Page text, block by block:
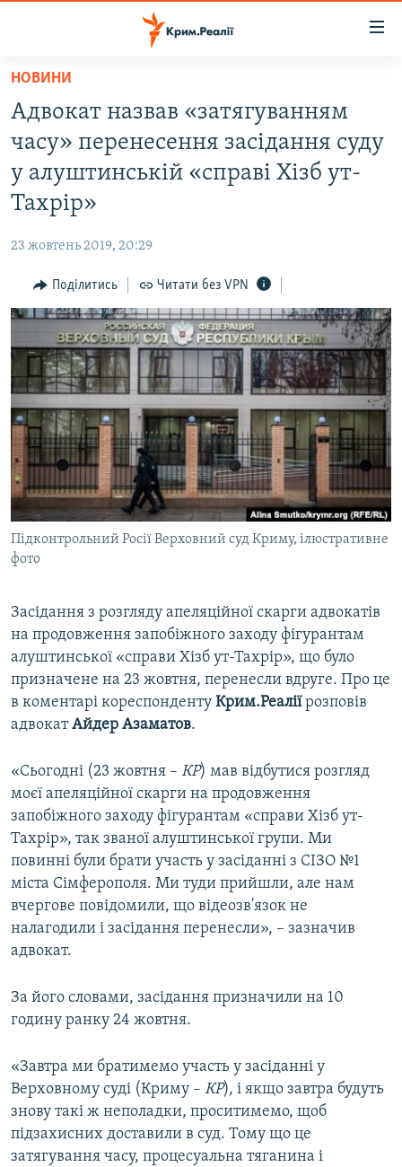
Перейти
основного
матеріалу
Перейти
до
основної
Перейти
пошуку
ВОДА.КРИМ
ВІДЕО ТА ФОТО
ПОЛІТИКА
ІНТЕРВ'Ю
ВСЕ ЗА ДЕНЬ
СПЕЦПРОЕКТИ
ДЕПОРТАЦІЯ
ВІДЕОУРОКИ «ELIFBE»
СВІДЧЕННЯ ОКУПАЦІЇ
УКРАЇНСЬКА ПРОБЛЕМА КРИМУ
ІНФОГРАФІКА
ЯК ОБІЙТИ БЛОКУВАННЯ
Русский
Qırımtatar
ДОЛУЧАЙСЯ!
НОВИНИ
Адвокат назвав «затягуванням
часу» перенесення засідання суду
у алуштинській «справі Хізб ут-
Тахрір»
23 жовтень 2019, 20:29
Поділитись Читати без VPN
Підконтрольний Росії Верховний суд Криму, ілюстративне
фото
Засідання з розгляду апеляційної скарги адвокатів
на продовження запобіжного заходу фігурантам
алуштинської «справи Хізб ут-Тахрір», що було
призначене на 23 жовтня, перенесли вдруге. Про це
в коментарі кореспонденту Крим.Реаліїрозповів
адвокатАйдер Азаматов.
«Сьогодні (23 жовтня – КР) мав відбутися розгляд
моєї апеляційної скарги на продовження
запобіжного заходу фігурантам «справи Хізб ут-
Тахрір», так званої алуштинської групи. Ми
повинні були брати участь у засіданні з СІЗО №1
міста Сімферополя. Ми туди прийшли, але нам
вчергове повідомили, що відеозв'язок не
налагодили і засідання перенесли», – зазначив
адвокат.
За його словами, засідання призначили на 10
годину ранку 24 жовтня.
«Завтра ми братимемо участь у засіданні у
Верховному суді (Криму – КР), і якщо завтра будуть
знову такі ж неполадки, проситимемо, щоб
підзахисних доставили в суд. Тому що це
затягування часу, процесуальна тяганина і